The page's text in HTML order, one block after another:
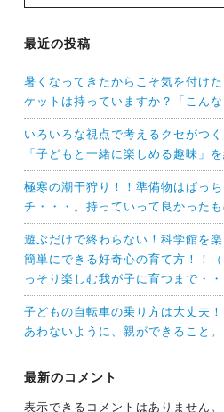
最近の投稿
暑くなってきたからこそ気を付け
ケットは持っていますか？「こん
いろいろな視点で考えるクセがつ
「子どもと一緒に楽しめる趣味」
極寒の潮干狩り！！準備物はばっ
チ・・・。持っていって良かったも
遊ぶだけで終わらない！科学館を
簡単にできる好奇心の育て方！！
っそり楽しむ我が子に育つまで・・
子どもの自転車の乗り方は大丈夫
あわないように、親ができること。
最新のコメント
表示できるコメントはありません。